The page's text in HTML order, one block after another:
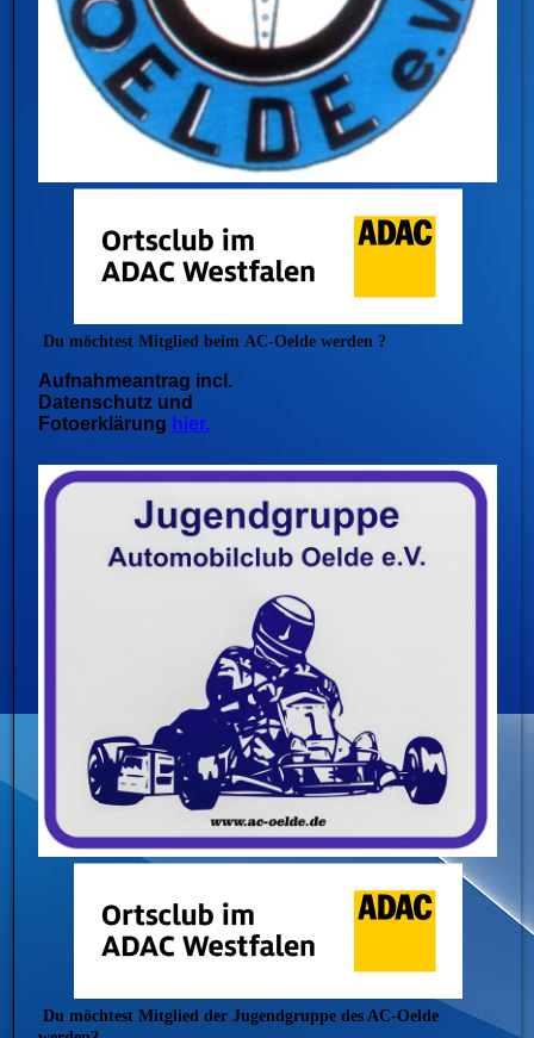
Du möchtest Mitglied beim AC-Oelde werden ?
Aufnahmeantrag incl.
Datenschutz und
Fotoerklärung hier.
Du möchtest Mitglied der Jugendgruppe des AC-Oelde